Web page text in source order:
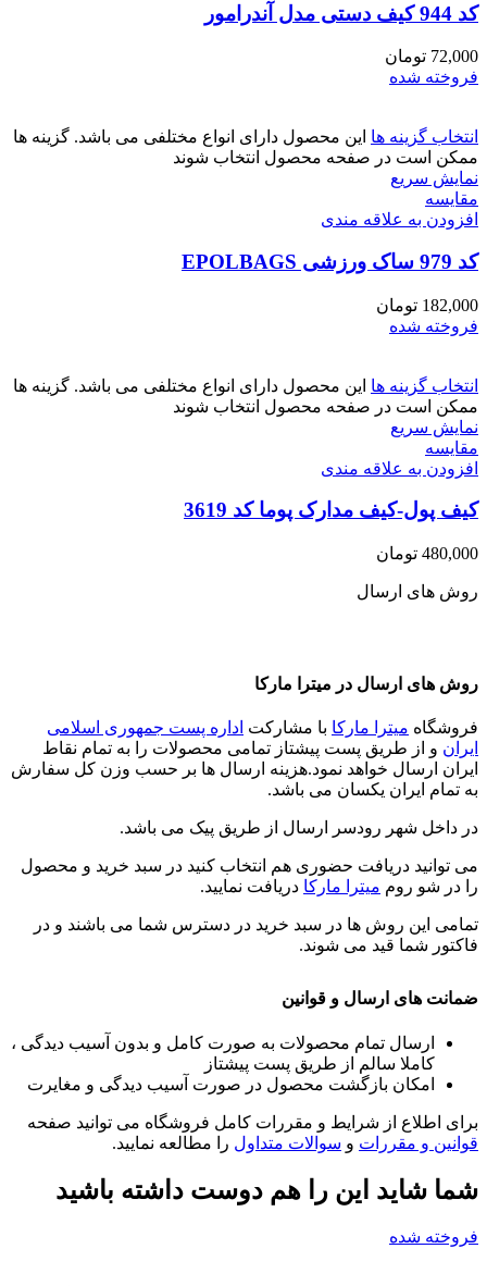
کد 944 کیف دستی مدل آندرامور
72,000 تومان
فروخته شده
انتخاب گزینه ها این محصول دارای انواع مختلفی می باشد. گزینه ها
ممکن است در صفحه محصول انتخاب شوند
نمایش سریع
مقايسه
افزودن به علاقه مندی
کد 979 ساک ورزشی EPOLBAGS
182,000 تومان
فروخته شده
انتخاب گزینه ها این محصول دارای انواع مختلفی می باشد. گزینه ها
ممکن است در صفحه محصول انتخاب شوند
نمایش سریع
مقايسه
افزودن به علاقه مندی
کیف پول-کیف مدارک پوما کد 3619
480,000 تومان
روش های ارسال
روش های ارسال در میترا مارکا
فروشگاه میترا مارکا با مشارکت اداره پست جمهوری اسلامی
ایران و از طریق پست پیشتاز تمامی محصولات را به تمام نقاط
ایران ارسال خواهد نمود.هزینه ارسال ها بر حسب وزن کل سفارش
به تمام ایران یکسان می باشد.
در داخل شهر رودسر ارسال از طریق پیک می باشد.
می توانید دریافت حضوری هم انتخاب کنید در سبد خرید و محصول
را در شو روم میترا مارکا دریافت نمایید.
تمامی این روش ها در سبد خرید در دسترس شما می باشند و در
فاکتور شما قید می شوند.
ضمانت های ارسال و قوانین
ارسال تمام محصولات به صورت کامل و بدون آسیب دیدگی ،
کاملا سالم از طریق پست پیشتاز
امکان بازگشت محصول در صورت آسیب دیدگی و مغایرت
برای اطلاع از شرایط و مقررات کامل فروشگاه می توانید صفحه
قوانین و مقررات و سوالات متداول را مطالعه نمایید.
شما شاید این را هم دوست داشته باشید
فروخته شده